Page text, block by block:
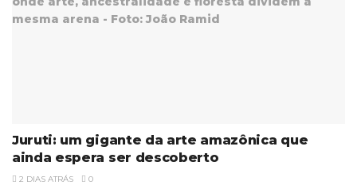
Juruti: um gigante da arte amazônica que
ainda espera ser descoberto
2 DIAS ATRÁS 0